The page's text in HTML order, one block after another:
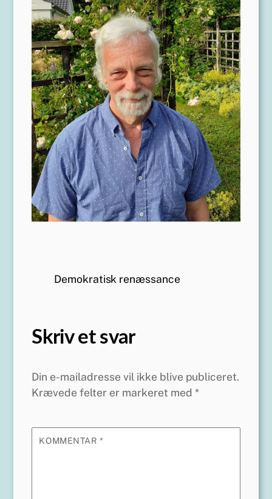
Demokratisk renæssance
Skriv et svar
Din e-mailadresse vil ikke blive publiceret.
Krævede felter er markeret med*
KOMMENTAR*